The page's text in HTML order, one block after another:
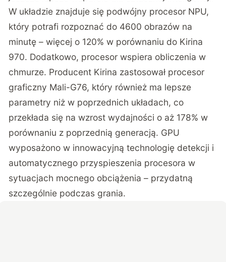
W układzie znajduje się podwójny procesor NPU,
który potrafi rozpoznać do 4600 obrazów na
minutę – więcej o 120% w porównaniu do Kirina
970. Dodatkowo, procesor wspiera obliczenia w
chmurze. Producent Kirina zastosował procesor
graficzny Mali-G76, który również ma lepsze
parametry niż w poprzednich układach, co
przekłada się na wzrost wydajności o aż 178% w
porównaniu z poprzednią generacją. GPU
wyposażono w innowacyjną technologię detekcji i
automatycznego przyspieszenia procesora w
sytuacjach mocnego obciążenia – przydatną
szczególnie podczas grania.